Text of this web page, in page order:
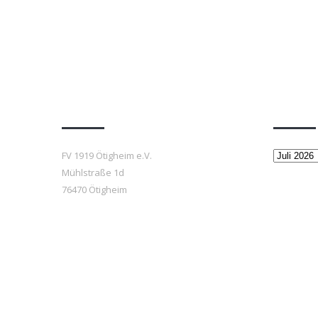
FV 1919 Ötigheim e.V.
Mühlstraße 1d
76470 Ötigheim
Beiträge